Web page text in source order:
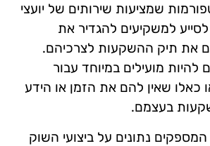
שמציעות שירותים של יועצי
למשקיעים להגדיר את
את תיק ההשקעות לצרכיהם.
להיות מועילים במיוחד עבור
כאלו שאין להם את הזמן או הידע
בעצמם.
נתונים על ביצועי השוק